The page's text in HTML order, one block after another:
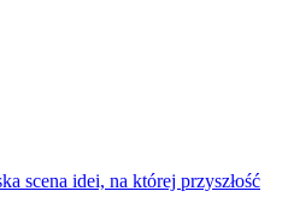
scena idei, na której przyszłość